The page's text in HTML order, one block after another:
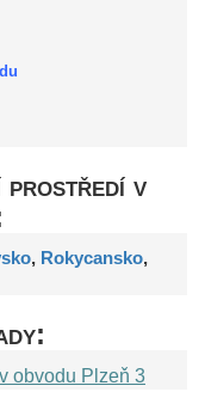
prostředí v
, Rokycansko,
obvodu Plzeň 3